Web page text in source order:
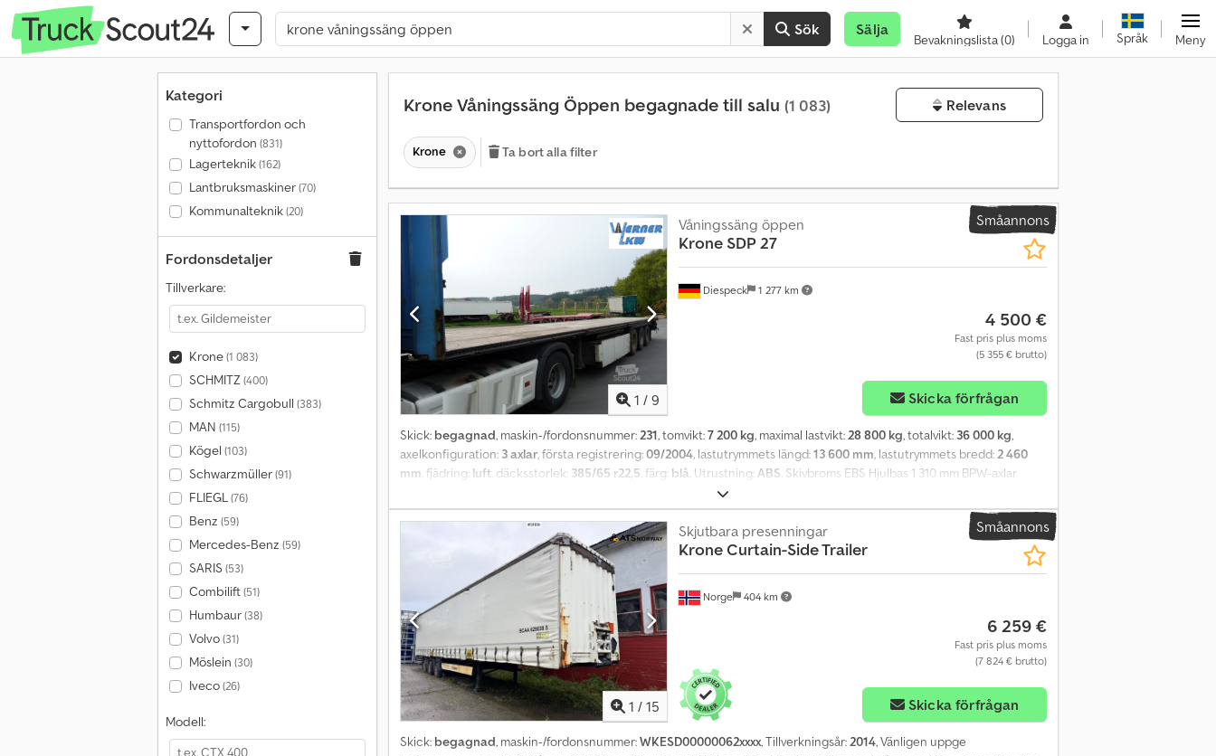
Sök Sälja
Bevakningslista(0) Logga in Språk Meny
Kategori
Transportfordon och
nyttofordon (831)
Lagerteknik(162)
Lantbruksmaskiner(70)
Kommunalteknik(20)
Fordonsdetaljer
Tillverkare:
Krone(1 083)
SCHMITZ(400)
Schmitz Cargobull (383)
MAN (115)
Kögel (103)
Schwarzmüller(91)
FLIEGL(76)
Benz (59)
Mercedes-Benz (59)
SARIS (53)
Combilift(51)
Humbaur(38)
Volvo(31)
Möslein (30)
Iveco(26)
Modell:
Krone Våningssäng Öppen begagnade till salu (1 083) Relevans
Krone Ta bort alla filter
Småannons
1 / 9
Diespeck 1 277 km
Våningssäng öppen
Krone SDP 27
4 500 €
Fast pris plus moms
(5 355 € brutto)
Skicka förfrågan
Skick: begagnad, maskin-/fordonsnummer:231, tomvikt:7 200 kg, maximal lastvikt:28 800 kg, totalvikt: 36 000 kg,
axelkonfiguration: 3 axlar, första registrering:09/2004, lastutrymmets längd:13 600 mm, lastutrymmets bredd:2 460
mm, fjädring: luft, däcksstorlek: 385/65 r22,5, färg: blå, Utrustning: ABS, Skivbroms EBS Hjulbas 1 310 mm BPW-axlar
Codpfx Aonn Dpljbrjha Lyft- och sänkningsanordning Med reservation för fel
Småannons
1 / 15
Norge 404 km
Skjutbara presenningar
KroneCurtain-Side Trailer
6 259 €
Fast pris plus moms
(7 824 € brutto)
Skicka förfrågan
Skick: begagnad, maskin-/fordonsnummer:WKESD00000062xxxx, Tillverkningsår:2014, Vänligen uppge